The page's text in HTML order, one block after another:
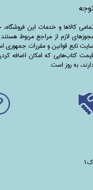
کالاها و خدمات این
لازم از مراجع مربوط
تابع قوانین و مقررات جمهوری
کتاب‌هایی که امکان اضافه
به روز است.